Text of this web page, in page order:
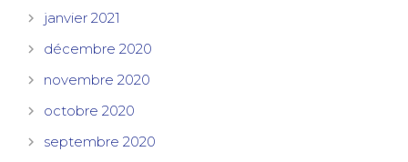
janvier 2021
décembre 2020
novembre 2020
octobre 2020
septembre 2020